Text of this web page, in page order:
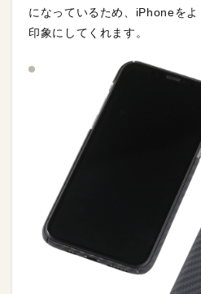
になっているため、iPhoneを
印象にしてくれます。